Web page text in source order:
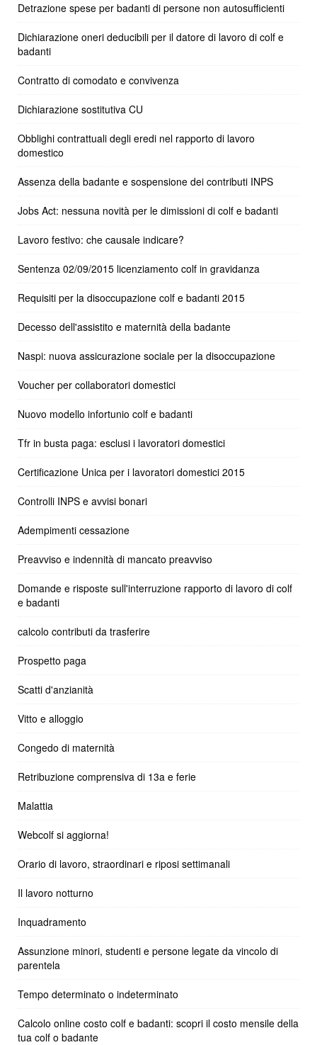
Detrazione spese per badanti di persone non autosufficienti
Dichiarazione oneri deducibili per il datore di lavoro di colf e
badanti
Contratto di comodato e convivenza
Dichiarazione sostitutiva CU
Obblighi contrattuali degli eredi nel rapporto di lavoro
domestico
Assenza della badante e sospensione dei contributi INPS
Jobs Act: nessuna novità per le dimissioni di colf e badanti
Lavoro festivo: che causale indicare?
Sentenza 02/09/2015 licenziamento colf in gravidanza
Requisiti per la disoccupazione colf e badanti 2015
Decesso dell'assistito e maternità della badante
Naspi: nuova assicurazione sociale per la disoccupazione
Voucher per collaboratori domestici
Nuovo modello infortunio colf e badanti
Tfr in busta paga: esclusi i lavoratori domestici
Certificazione Unica per i lavoratori domestici 2015
Controlli INPS e avvisi bonari
Adempimenti cessazione
Preavviso e indennità di mancato preavviso
Domande e risposte sull'interruzione rapporto di lavoro di colf
e badanti
calcolo contributi da trasferire
Prospetto paga
Scatti d'anzianità
Vitto e alloggio
Congedo di maternità
Retribuzione comprensiva di 13a e ferie
Malattia
Webcolf si aggiorna!
Orario di lavoro, straordinari e riposi settimanali
Il lavoro notturno
Inquadramento
Assunzione minori, studenti e persone legate da vincolo di
parentela
Tempo determinato o indeterminato
Calcolo online costo colf e badanti: scopri il costo mensile della
tua colf o badante